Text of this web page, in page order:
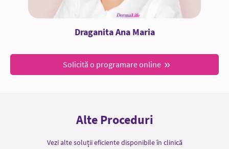
Draganita Ana Maria
Solicită o programare online
Alte Proceduri
Vezi alte soluții eficiente disponibile în clinică